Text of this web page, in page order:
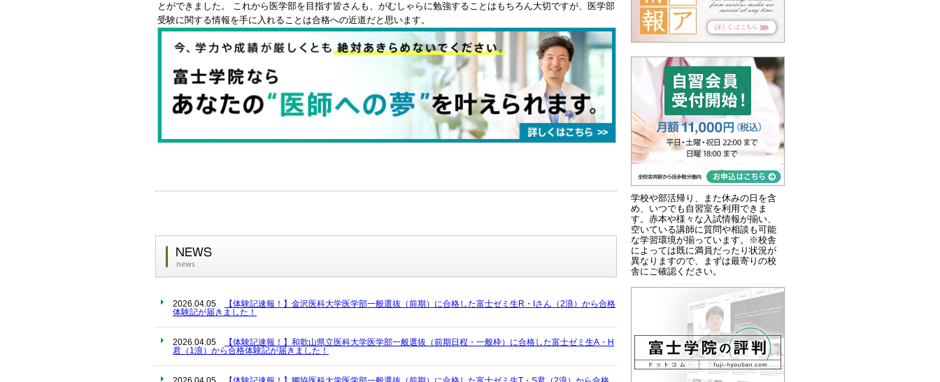
とができました。 これから医学部を目指す皆さんも、がむしゃらに勉強することはもちろん大切ですが、医学部
受験に関する情報を手に入れることは合格への近道だと思います。
2026.04.05
【体験記速報！】金沢医科大学医学部一般選抜（前期）に合格した富士ゼミ生R・Iさん（2浪）から合格
体験記が届きました！
2026.04.05
【体験記速報！】和歌山県立医科大学医学部一般選抜（前期日程・一般枠）に合格した富士ゼミ生A・H
君（1浪）から合格体験記が届きました！
学校や部活帰り、また休みの日を含
め、いつでも自習室を利用できま
す。赤本や様々な入試情報が揃い、
空いている講師に質問や相談も可能
な学習環境が揃っています。※校舎
によっては既に満員だったり状況が
異なりますので、まずは最寄りの校
舎にご確認ください。